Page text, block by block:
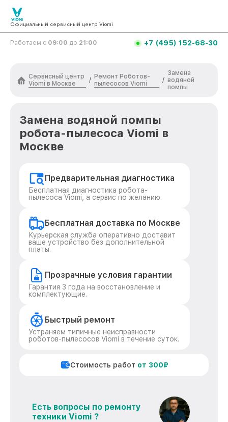
Официальный сервисный центр Viomi
Работаем с 09:00 до 21:00 +7 (495) 152-68-30
Сервисный центр
Viomi в Москве
/
Ремонт Роботов-
пылесосов Viomi
/
Замена
водяной
помпы
Замена водяной помпы
робота-пылесоса Viomi в
Москве
Предварительная диагностика
Бесплатная диагностика робота-
пылесоса Viomi, а сервис по желанию.
Бесплатная доставка по Москве
Курьерская служба оперативно доставит
ваше устройство без дополнительной
платы.
Прозрачные условия гарантии
Гарантия 3 года на восстановление и
комплектующие.
Быстрый ремонт
Устраняем типичные неисправности
роботов-пылесосов Viomi в течение суток.
Стоимость работ от 300₽
Есть вопросы по ремонту
техники Viomi ?